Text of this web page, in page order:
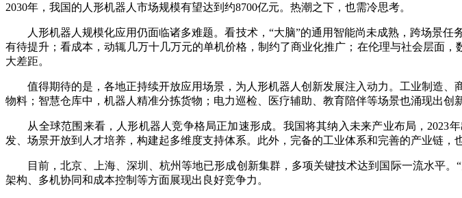
2030年，我国的人形机器人市场规模有望达到约8700亿元。热潮之下，也需冷思考。
人形机器人规模化应用仍面临诸多难题。看技术，“大脑”的通用智能尚未成熟，跨场景任
有待提升；看成本，动辄几万十几万元的单机价格，制约了商业化推广；在伦理与社会层面
大差距。
值得期待的是，各地正持续开放应用场景，为人形机器人创新发展注入动力。工业制造、
物料；智慧仓库中，机器人精准分拣货物；电力巡检、医疗辅助、教育陪伴等场景也涌现出
从全球范围来看，人形机器人竞争格局正加速形成。我国将其纳入未来产业布局，2023
发、场景开放到人才培养，构建起多维度支持体系。此外，完备的工业体系和完善的产业链，
目前，北京、上海、深圳、杭州等地已形成创新集群，多项关键技术达到国际一流水平。
架构、多机协同和成本控制等方面展现出良好竞争力。